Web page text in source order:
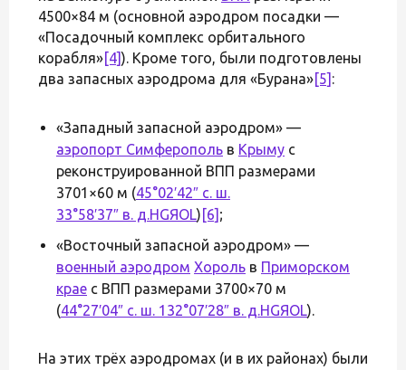
4500×84 м (основной аэродром посадки —
«Посадочный комплекс орбитального
корабля»[4]). Кроме того, были подготовлены
два запасных аэродрома для «Бурана»[5] :
«Западный запасной аэродром» —
аэропорт Симферополь в Крыму с
реконструированной ВПП размерами
3701×60 м (45°02′42″ с. ш.
33°58′37″ в. д.HGЯOL) [6] ;
«Восточный запасной аэродром» —
военный аэродром Хороль в Приморском
крае с ВПП размерами 3700×70 м
(44°27′04″ с. ш. 132°07′28″ в. д.HGЯOL).
На этих трёх аэродромах (и в их районах) были